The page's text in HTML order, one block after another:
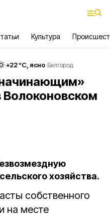
Культура
+22°С, ясно Белгород
хозяйства.
собственного
на месте